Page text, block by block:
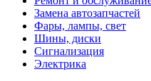
Замена автозапчастей
Фары, лампы, свет
Шины, диски
Сигнализация
Электрика